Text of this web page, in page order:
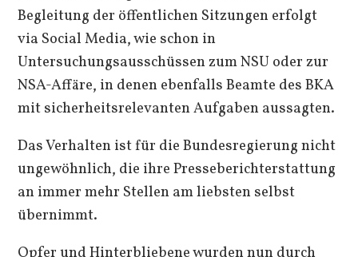
Begleitung der öffentlichen Sitzungen erfolgt
via Social Media, wie schon in
Untersuchungsausschüssen zum NSU oder zur
NSA-Affäre, in denen ebenfalls Beamte des BKA
mit sicherheitsrelevanten Aufgaben aussagten.
Das Verhalten ist für die Bundesregierung nicht
ungewöhnlich, die ihre Presseberichterstattung
an immer mehr Stellen am liebsten selbst
übernimmt.